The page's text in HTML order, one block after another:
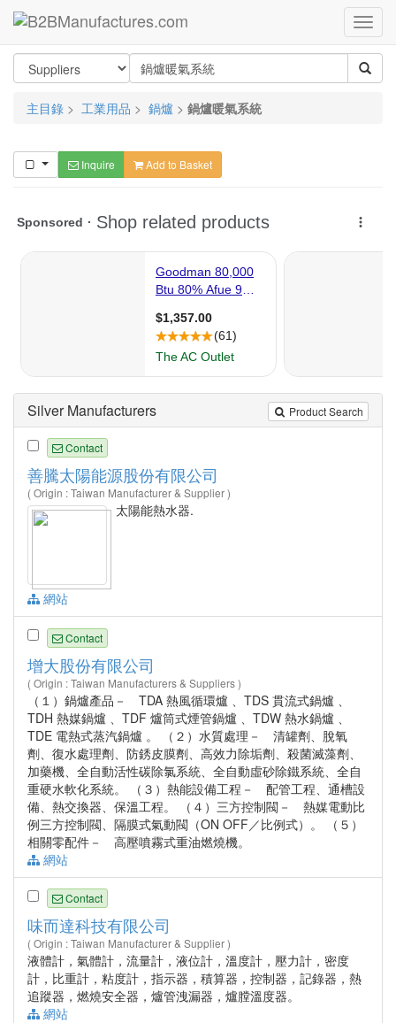
主目錄 > 工業用品 > 鍋爐 > 鍋爐暖氣系統
Inquire Add to Basket
Product Search
Silver Manufacturers
Contact
善騰太陽能源股份有限公司
( Origin : Taiwan Manufacturer & Supplier )
太陽能熱水器.
網站
Contact
增大股份有限公司
( Origin : Taiwan Manufacturers & Suppliers )
（１）鍋爐產品－ TDA 熱風循環爐 、TDS 貫流式鍋爐 、
TDH 熱媒鍋爐 、TDF 爐筒式煙管鍋爐 、TDW 熱水鍋爐 、
TDE 電熱式蒸汽鍋爐 。 （２）水質處理－ 清罐劑、脫氧
劑、復水處理劑、防銹皮膜劑、高效力除垢劑、殺菌滅藻劑、
加藥機、全自動活性碳除氯系統、全自動虛砂除鐵系統、全自
重硬水軟化系統。 （３）熱能設備工程－ 配管工程、通槽設
備、熱交換器、保溫工程。 （４）三方控制閥－ 熱媒電動比
例三方控制閥、隔膜式氣動閥（ON OFF／比例式）。 （５）
相關零配件－ 高壓噴霧式重油燃燒機。
網站
Contact
味而達科技有限公司
( Origin : Taiwan Manufacturer & Supplier )
液體計，氣體計，流量計，液位計，溫度計，壓力計，密度
計，比重計，粘度計，指示器，積算器，控制器，記錄器，熱
追蹤器，燃燒安全器，爐管洩漏器，爐膛溫度器。
網站